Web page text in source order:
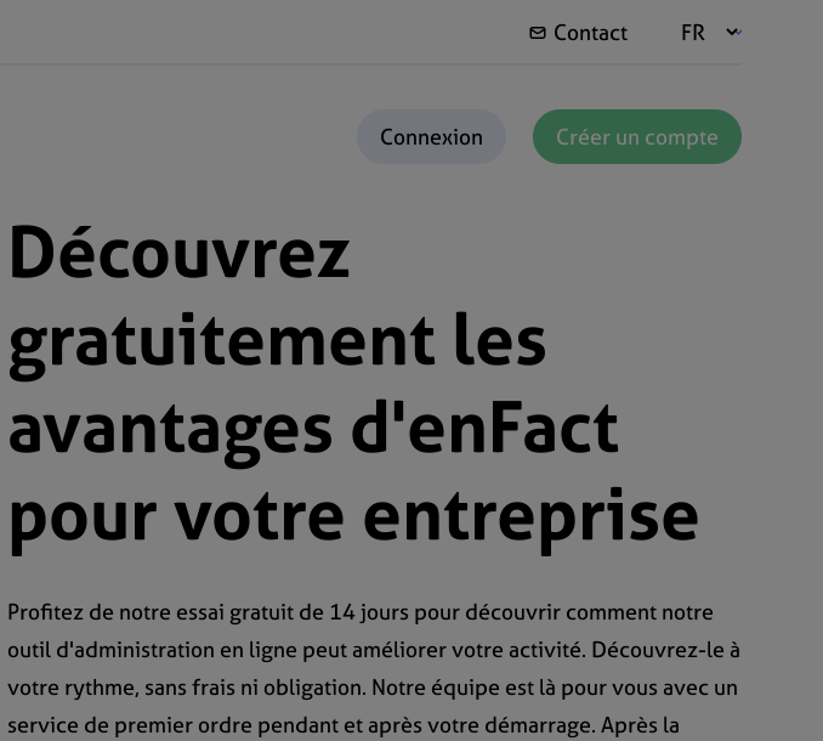
Contact
Connexion Créer un compte
Découvrez
gratuitement les
avantages d'enFact
pour votre entreprise
Profitez de notre essai gratuit de 14 jours pour découvrir comment notre
outil d'administration en ligne peut améliorer votre activité. Découvrez-le à
votre rythme, sans frais ni obligation. Notre équipe est là pour vous avec un
service de premier ordre pendant et après votre démarrage. Après la